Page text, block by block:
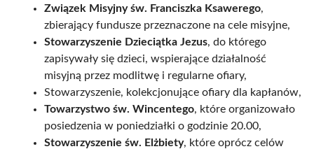
Związek Misyjny św. Franciszka Ksawerego,
zbierający fundusze przeznaczone na cele misyjne,
Stowarzyszenie Dzieciątka Jezus, do którego
zapisywały się dzieci, wspierające działalność
misyjną przez modlitwę i regularne ofiary,
Stowarzyszenie, kolekcjonujące ofiary dla kapłanów,
Towarzystwo św. Wincentego, które organizowało
posiedzenia w poniedziałki o godzinie 20.00,
Stowarzyszenie św. Elżbiety, które oprócz celów